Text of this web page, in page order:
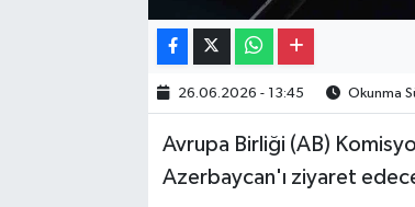
26.06.2026 - 13:45 Okunma
Avrupa Birliği (AB)
Azerbaycan'ı ziyaret